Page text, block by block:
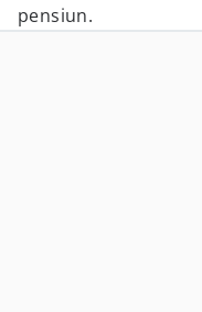
pensiun.